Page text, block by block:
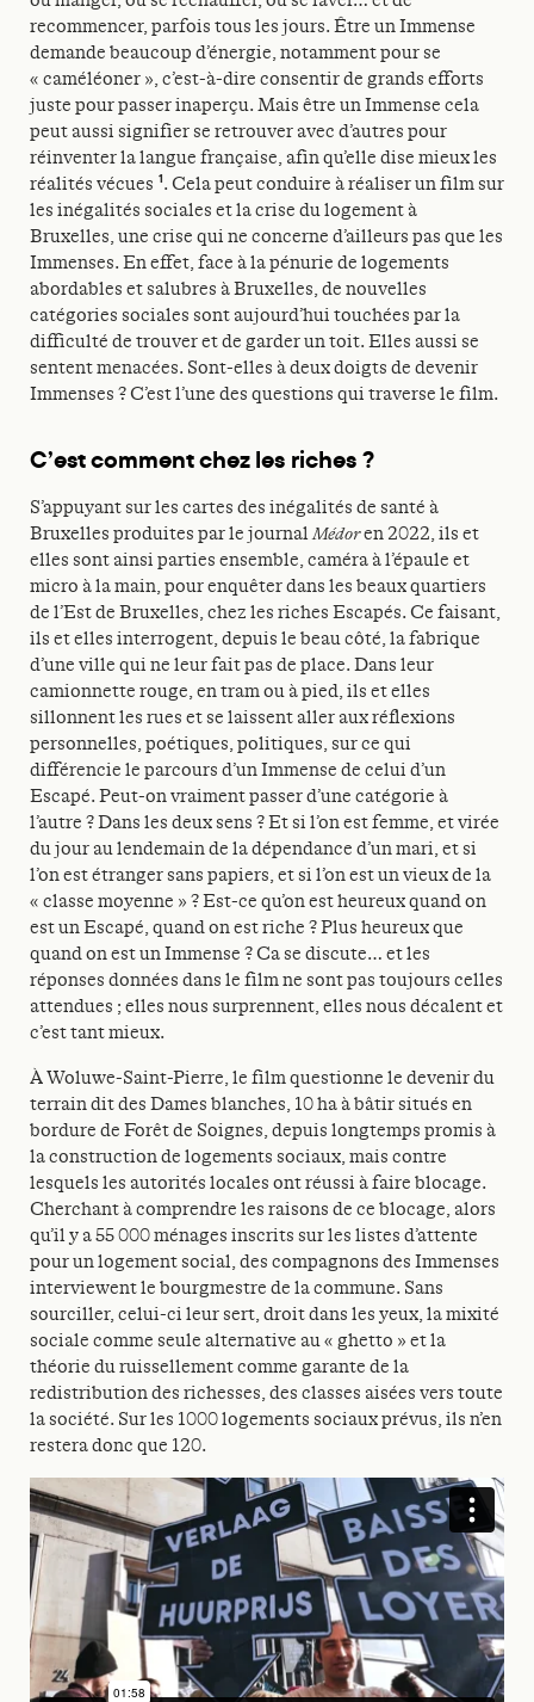
recommencer, parfois tous les jours. Être un Immense
demande beaucoup d’énergie, notamment pour se
« caméléoner », c’est-à-dire consentir de grands efforts
juste pour passer inaperçu. Mais être un Immense cela
peut aussi signifier se retrouver avec d’autres pour
réinventer la langue française, afin qu’elle dise mieux les
réalités vécues 1. Cela peut conduire à réaliser un film sur
les inégalités sociales et la crise du logement à
Bruxelles, une crise qui ne concerne d’ailleurs pas que les
Immenses. En effet, face à la pénurie de logements
abordables et salubres à Bruxelles, de nouvelles
catégories sociales sont aujourd’hui touchées par la
difficulté de trouver et de garder un toit. Elles aussi se
sentent menacées. Sont-elles à deux doigts de devenir
Immenses ? C’est l’une des questions qui traverse le film.
C’est comment chez les riches ?
S’appuyant sur les cartes des inégalités de santé à
Bruxelles produites par le journalMédoren 2022, ils et
elles sont ainsi parties ensemble, caméra à l’épaule et
micro à la main, pour enquêter dans les beaux quartiers
de l’Est de Bruxelles, chez les riches Escapés. Ce faisant,
ils et elles interrogent, depuis le beau côté, la fabrique
d’une ville qui ne leur fait pas de place. Dans leur
camionnette rouge, en tram ou à pied, ils et elles
sillonnent les rues et se laissent aller aux réflexions
personnelles, poétiques, politiques, sur ce qui
différencie le parcours d’un Immense de celui d’un
Escapé. Peut-on vraiment passer d’une catégorie à
l’autre ? Dans les deux sens ? Et si l’on est femme, et virée
du jour au lendemain de la dépendance d’un mari, et si
l’on est étranger sans papiers, et si l’on est un vieux de la
« classe moyenne » ? Est-ce qu’on est heureux quand on
est un Escapé, quand on est riche ? Plus heureux que
quand on est un Immense ? Ca se discute… et les
réponses données dans le film ne sont pas toujours celles
attendues ; elles nous surprennent, elles nous décalent et
c’est tant mieux.
À Woluwe-Saint-Pierre, le film questionne le devenir du
terrain dit des Dames blanches, 10 ha à bâtir situés en
bordure de Forêt de Soignes, depuis longtemps promis à
la construction de logements sociaux, mais contre
lesquels les autorités locales ont réussi à faire blocage.
Cherchant à comprendre les raisons de ce blocage, alors
qu’il y a 55 000 ménages inscrits sur les listes d’attente
pour un logement social, des compagnons des Immenses
interviewent le bourgmestre de la commune. Sans
sourciller, celui-ci leur sert, droit dans les yeux, la mixité
sociale comme seule alternative au « ghetto » et la
théorie du ruissellement comme garante de la
redistribution des richesses, des classes aisées vers toute
la société. Sur les 1000 logements sociaux prévus, ils n’en
restera donc que 120.